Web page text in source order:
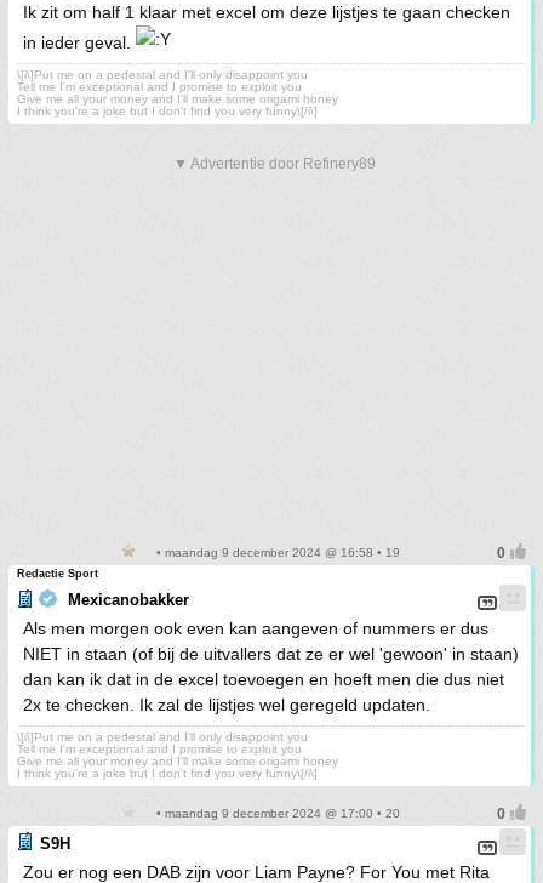
Ik zit om half 1 klaar met excel om deze lijstjes te gaan checken
in ieder geval.
\[i\]Put me on a pedestal and I'll only disappoint you
Tell me I'm exceptional and I promise to exploit you
Give me all your money and I'll make some origami honey
I think you're a joke but I don't find you very funny\[/i\]
▼ Advertentie door Refinery89
• maandag 9 december 2024 @ 16:58 • 19
Redactie Sport
Mexicanobakker
Als men morgen ook even kan aangeven of nummers er dus
NIET in staan (of bij de uitvallers dat ze er wel 'gewoon' in staan)
dan kan ik dat in de excel toevoegen en hoeft men die dus niet
2x te checken. Ik zal de lijstjes wel geregeld updaten.
\[i\]Put me on a pedestal and I'll only disappoint you
Tell me I'm exceptional and I promise to exploit you
Give me all your money and I'll make some origami honey
I think you're a joke but I don't find you very funny\[/i\]
• maandag 9 december 2024 @ 17:00 • 20
S9H
Zou er nog een DAB zijn voor Liam Payne? For You met Rita